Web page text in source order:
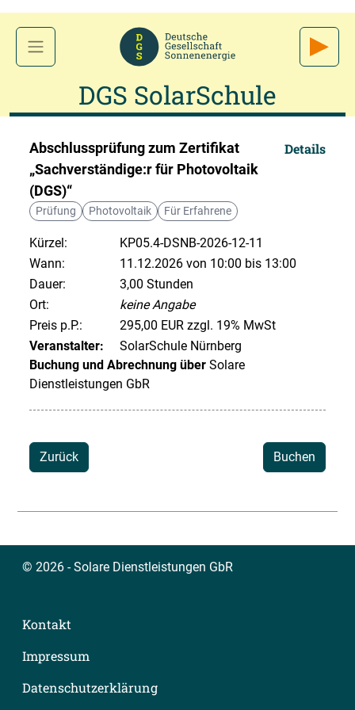
DGS SolarSchule
Details
Abschlussprüfung zum Zertifikat
„Sachverständige:r für Photovoltaik
(DGS)“
Prüfung Photovoltaik Für Erfahrene
Kürzel:
KP05.4-DSNB-2026-12-11
Wann:
11.12.2026 von 10:00 bis 13:00
Dauer:
3,00 Stunden
Ort:
keine Angabe
Preis p.P.:
295,00 EUR zzgl. 19% MwSt
Veranstalter:
SolarSchule Nürnberg
Buchung und Abrechnung über Solare
Dienstleistungen GbR
Zurück Buchen
© 2026 - Solare Dienstleistungen GbR
Kontakt
Impressum
Datenschutzerklärung